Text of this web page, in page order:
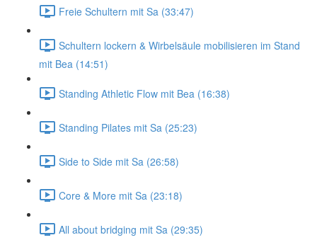
Freie Schultern mit Sa (33:47)
Schultern lockern & Wirbelsäule mobilisieren im Stand
mit Bea (14:51)
Standing Athletic Flow mit Bea (16:38)
Standing Pilates mit Sa (25:23)
Side to Side mit Sa (26:58)
Core & More mit Sa (23:18)
All about bridging mit Sa (29:35)